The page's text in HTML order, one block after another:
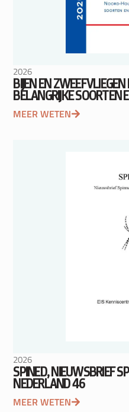
2026
BIJEN EN
BELANGRIJKE SOORTEN
MEER WETEN
2026
SPINED, NIEUWSBRIEF
NEDERLAND 46
MEER WETEN